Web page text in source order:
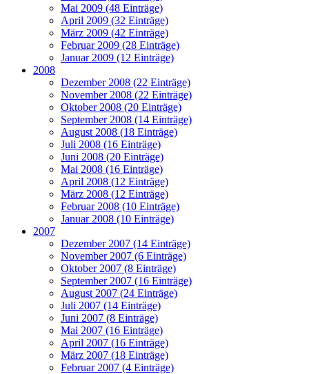
Mai 2009 (48 Einträge)
April 2009 (32 Einträge)
März 2009 (42 Einträge)
Februar 2009 (28 Einträge)
Januar 2009 (12 Einträge)
2008
Dezember 2008 (22 Einträge)
November 2008 (22 Einträge)
Oktober 2008 (20 Einträge)
September 2008 (14 Einträge)
August 2008 (18 Einträge)
Juli 2008 (16 Einträge)
Juni 2008 (20 Einträge)
Mai 2008 (16 Einträge)
April 2008 (12 Einträge)
März 2008 (12 Einträge)
Februar 2008 (10 Einträge)
Januar 2008 (10 Einträge)
2007
Dezember 2007 (14 Einträge)
November 2007 (6 Einträge)
Oktober 2007 (8 Einträge)
September 2007 (16 Einträge)
August 2007 (24 Einträge)
Juli 2007 (14 Einträge)
Juni 2007 (8 Einträge)
Mai 2007 (16 Einträge)
April 2007 (16 Einträge)
März 2007 (18 Einträge)
Februar 2007 (4 Einträge)